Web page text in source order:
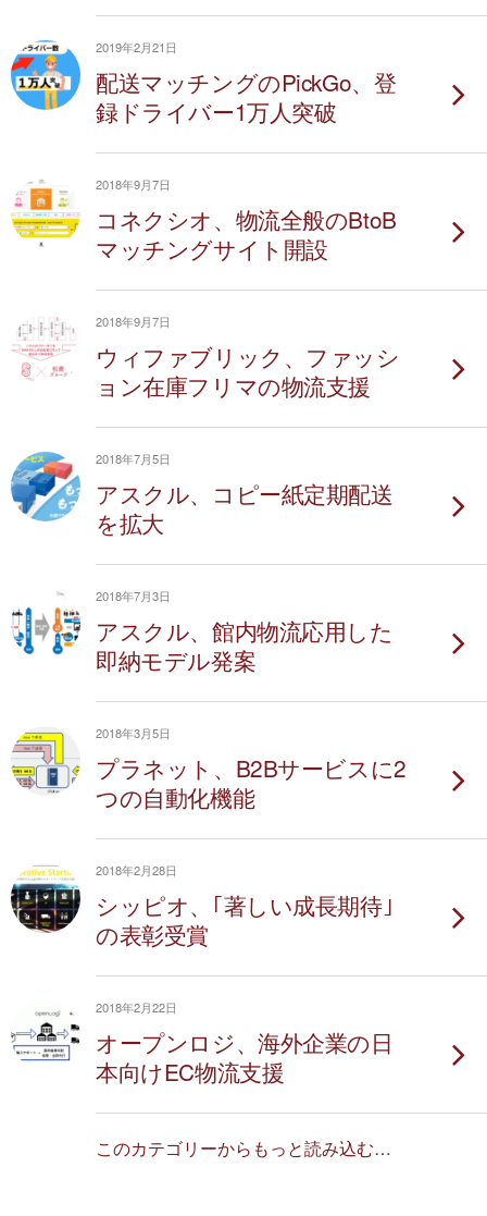
2019年2月21日
配送マッチングのPickGo、登
録ドライバー1万人突破
2018年9月7日
コネクシオ、物流全般のBtoB
マッチングサイト開設
2018年9月7日
ウィファブリック、ファッシ
ョン在庫フリマの物流支援
2018年7月5日
アスクル、コピー紙定期配送
を拡大
2018年7月3日
アスクル、館内物流応用した
即納モデル発案
2018年3月5日
プラネット、B2Bサービスに2
つの自動化機能
2018年2月28日
シッピオ、｢著しい成長期待｣
の表彰受賞
2018年2月22日
オープンロジ、海外企業の日
本向けEC物流支援
このカテゴリーからもっと読み込む…